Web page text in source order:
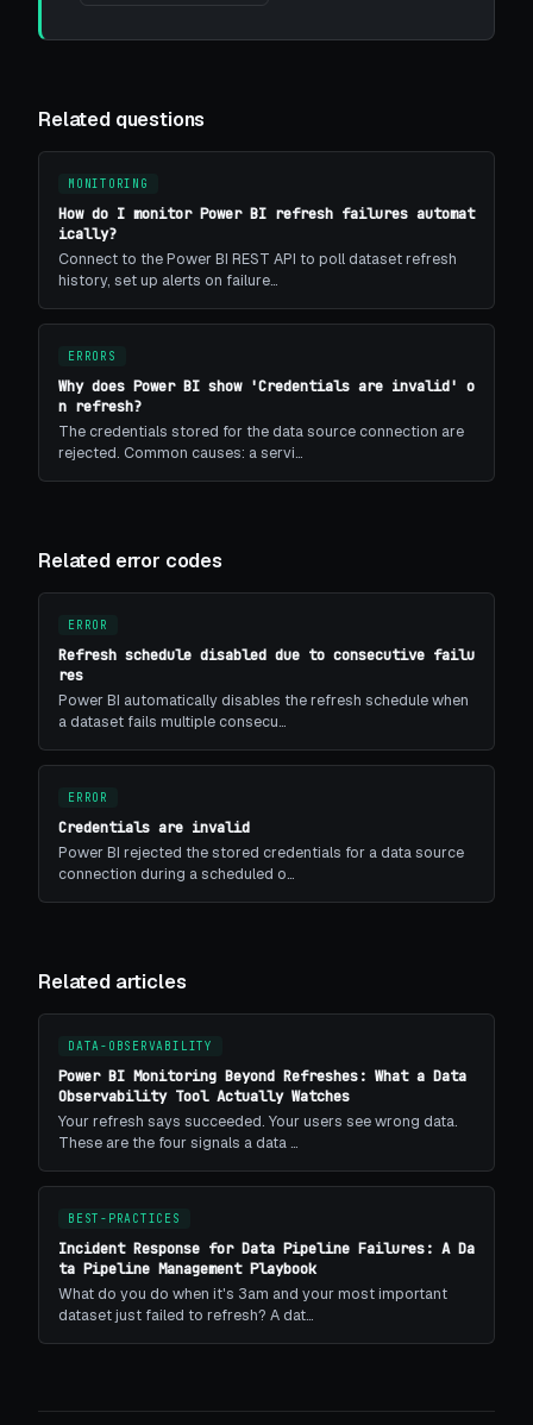
Related questions
MONITORING
How do I monitor Power BI refresh failures automat
ically?
Connect to the Power BI REST API to poll dataset refresh
history, set up alerts on failure…
ERRORS
Why does Power BI show 'Credentials are invalid' o
n refresh?
The credentials stored for the data source connection are
rejected. Common causes: a servi…
Related error codes
ERROR
Refresh schedule disabled due to consecutive failu
res
Power BI automatically disables the refresh schedule when
a dataset fails multiple consecu…
ERROR
Credentials are invalid
Power BI rejected the stored credentials for a data source
connection during a scheduled o…
Related articles
DATA-OBSERVABILITY
Power BI Monitoring Beyond Refreshes: What a Data
Observability Tool Actually Watches
Your refresh says succeeded. Your users see wrong data.
These are the four signals a data …
BEST-PRACTICES
Incident Response for Data Pipeline Failures: A Da
ta Pipeline Management Playbook
What do you do when it's 3am and your most important
dataset just failed to refresh? A dat…